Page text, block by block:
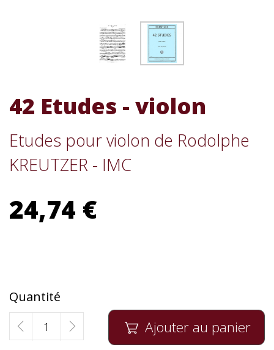
42 Etudes - violon
Etudes pour violon de Rodolphe
KREUTZER - IMC
24,74 €
Quantité
 Ajouter au panier